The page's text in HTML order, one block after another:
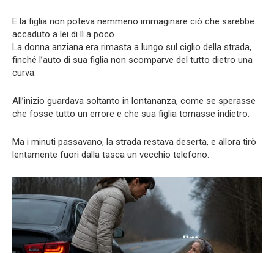
E la figlia non poteva nemmeno immaginare ciò che sarebbe
accaduto a lei di lì a poco.
La donna anziana era rimasta a lungo sul ciglio della strada,
finché l’auto di sua figlia non scomparve del tutto dietro una
curva.
All’inizio guardava soltanto in lontananza, come se sperasse
che fosse tutto un errore e che sua figlia tornasse indietro.
Ma i minuti passavano, la strada restava deserta, e allora tirò
lentamente fuori dalla tasca un vecchio telefono.